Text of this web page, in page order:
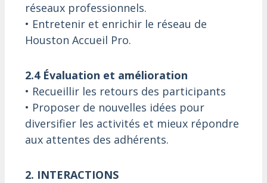
réseaux professionnels.
• Entretenir et enrichir le réseau de
Houston Accueil Pro.
2.4 Évaluation et amélioration
• Recueillir les retours des participants
• Proposer de nouvelles idées pour
diversifier les activités et mieux répondre
aux attentes des adhérents.
2. INTERACTIONS